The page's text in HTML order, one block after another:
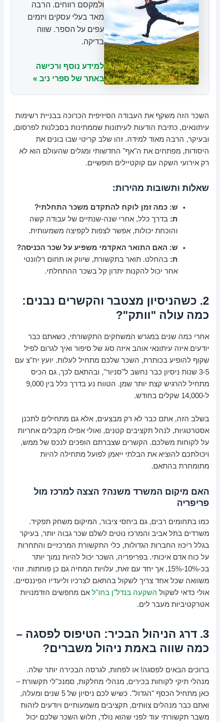
ולמקסם רווחים. הרבה
מאד בעלי עסקים ויזמים
עפים על הספר. שווה
בדיקה.
למידע נוסף ורכישה
באתר של ספרי ניב »
השכר הזה משקף את העבודה הסיזיפית הכרוכה בבניית רשימות
עיתונאים, כתיבת הודעות לעיתונות שממתינות בסבלנות לפרסום,
ובעיקר, הרבה מאוד למידה. זהו שלב קריטי שבו בונים את
היסודות, מפתחים את ה"אף" החדשותי ומגלים שהעולם הוא לא
רק אירועי השקה עם קוקטיילים חופשיים.
שאלות ותשובות מהירות:
ש: כמה זמן לוקח להתקדם משכר התחלתי?
ת: בדרך כלל, אחרי שנה-שנתיים של עבודה קשה
והוכחת יכולות, אפשר לצפות לקפיצה משמעותית.
ש: האם התואר האקדמי משפיע על שכר הכניסה?
ת: בהחלט. תואר בתקשורת, שיווק או תחום רלוונטי
אחר יכול להקנות יתרון קל בשכר ההתחלתי.
2. כשהניסיון מצטבר והקשרים נבנים:
כמה עולה "וותק"?
אחרי כמה שנים במגרש המשחקים התקשורתי, כשאתם כבר
יודעים איזה עיתונאי אוהב איזה סוג של סיפור ואיך לגרום לפיל
שקוף להופיע בכותרת, השכר שלכם מתחיל לעלות. יועץ יח"צ עם
3-5 שנות ניסיון כבר נחשב ל"סניור", ובהתאם לכך, גם הכיס
מתחיל להרגיש קצת יותר שמן. הטווח נע בדרך כלל בין 9,000
ל-14,000 שקלים בחודש.
בשלב הזה, אתם כבר לא רק מבצעים, אלא גם מתחילים לתכנן
אסטרטגיות, לנהל תקציבים קטנים, ואולי אפילו מקבלים אחריות
על לקוחות משלכם. הקשרים שצברתם הופכים לנכס של ממש,
ויכולתכם להוציא את הבלתי ייאמן לפועל מתחילה להיות
מתומחרת בהתאם.
האם מיקום המשרד משנה? הצצה למרכז מול
פריפריה
כמו בתחומים רבים, גם ביחסי ציבור, המיקום משחק תפקיד.
משרדים בתל אביב והמרכז נוטים לשלם שכר גבוה יותר, בעיקר
בגלל ריכוז החברות הגדולות, כלי התקשורת המרכזיים והתחרות
על כוח אדם איכותי. בפריפריה, השכר יכול להיות נמוך יותר
בכ-10%-15%, אך יחד עם זאת, עלויות המחיה גם כן פוחתות. זוהי
משוואה שכל אחד צריך לשקול בהתאם לצרכיו וליעדיו הפיננסיים.
אולי כדאי לשקול השקעה בנדל"ן בחו"ל אם מחפשים הזדמנויות
אטרקטיביות מעבר לים.
3. דרג הניהול הבכיר: הטיפוס לפסגה –
כמה שווה באמת ניהול משברים?
ברוכים הבאים לפסגה! או לפחות, לגרסה הבכירה יותר שלה.
מנהלי תיקי לקוחות בכירים, מנהלי מחלקות, סמנכ"לי תקשורת –
כאן מתחיל הכסף "הגדול". כשיש לכם ניסיון של 5 שנים ומעלה,
ואתם כבר מנהלים צוותים, תקציבים משמעותיים ויודעים לזהות
משבר תקשורתי עוד לפני שהוא נולד, תלוש השכר שלכם יכול